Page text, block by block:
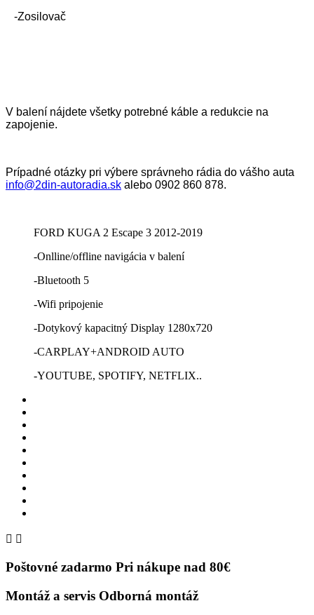
-Zosilovač
V balení nájdete všetky potrebné káble a redukcie na
zapojenie.
Prípadné otázky pri výbere správneho rádia do vášho auta
info@2din-autoradia.sk alebo 0902 860 878.
FORD KUGA 2 Escape 3 2012-2019
-Onlline/offline navigácia v balení
-Bluetooth 5
-Wifi pripojenie
-Dotykový kapacitný Display 1280x720
-CARPLAY+ANDROID AUTO
-YOUTUBE, SPOTIFY, NETFLIX..
 
Poštovné zadarmo Pri nákupe nad 80€
Montáž a servis Odborná montáž